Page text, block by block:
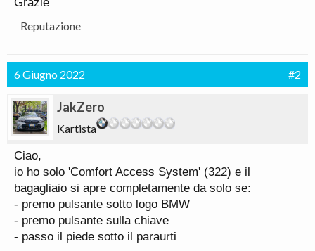
Reputazione
6 Giugno 2022 #2
JakZero
Kartista
Ciao,
io ho solo 'Comfort Access System' (322) e il
bagagliaio si apre completamente da solo se:
- premo pulsante sotto logo BMW
- premo pulsante sulla chiave
- passo il piede sotto il paraurti